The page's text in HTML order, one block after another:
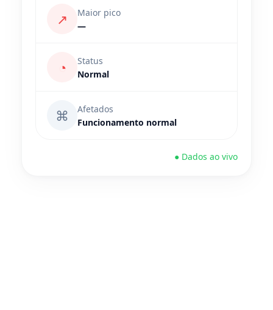
↗
Maior pico
—
◔
Status
Normal
⌘
Afetados
Funcionamento normal
● Dados ao vivo